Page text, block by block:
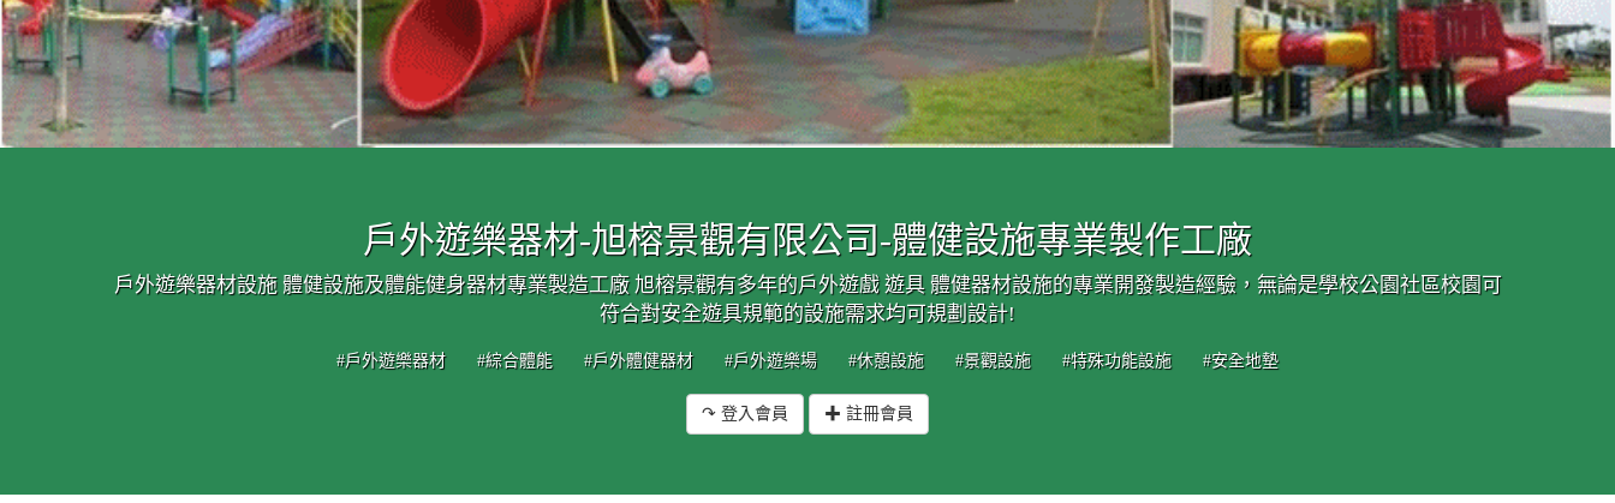
戶外遊樂器材-旭榕景觀有限公司-體健設施專業製作工廠
戶外遊樂器材設施 體健設施及體能健身器材專業製造工廠 旭榕景觀有多年的戶外遊戲 遊具 體健器材設施的專業開發製造經驗，無論是學校公園社區校園可
符合對安全遊具規範的設施需求均可規劃設計!
#戶外遊樂器材 #綜合體能 #戶外體健器材 #戶外遊樂場 #休憩設施 #景觀設施 #特殊功能設施 #安全地墊
↷ 登入會員 ✚ 註冊會員